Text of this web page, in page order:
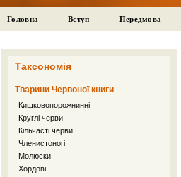
Головна Вступ Передмова
Таксономія
Тварини Червоної книги
Кишковопорожнинні
Круглі черви
Кільчасті черви
Членистоногі
Молюски
Хордові